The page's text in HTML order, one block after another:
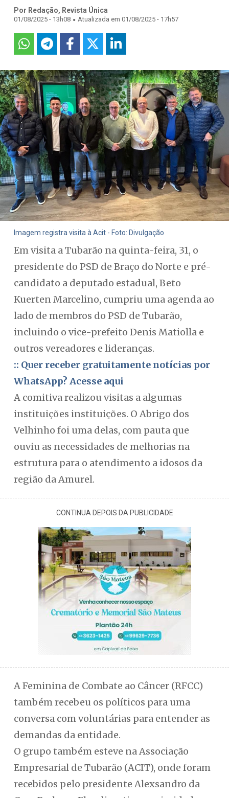
Por Redação, Revista Única
01/08/2025 - 13h08 . Atualizada em 01/08/2025 - 17h57
Imagem registra visita à Acit - Foto: Divulgação
Em visita a Tubarão na quinta-feira, 31, o
presidente do PSD de Braço do Norte e pré-
candidato a deputado estadual, Beto
Kuerten Marcelino, cumpriu uma agenda ao
lado de membros do PSD de Tubarão,
incluindo o vice-prefeito Denis Matiolla e
outros vereadores e lideranças.
:: Quer receber gratuitamente notícias por
WhatsApp? Acesse aqui
A comitiva realizou visitas a algumas
instituições instituições. O Abrigo dos
Velhinho foi uma delas, com pauta que
ouviu as necessidades de melhorias na
estrutura para o atendimento a idosos da
região da Amurel.
CONTINUA DEPOIS DA PUBLICIDADE
A Feminina de Combate ao Câncer (RFCC)
também recebeu os políticos para uma
conversa com voluntárias para entender as
demandas da entidade.
O grupo também esteve na Associação
Empresarial de Tubarão (ACIT), onde foram
recebidos pelo presidente Alexsandro da